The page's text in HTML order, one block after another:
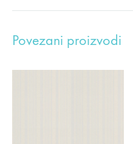
Povezani proizvodi